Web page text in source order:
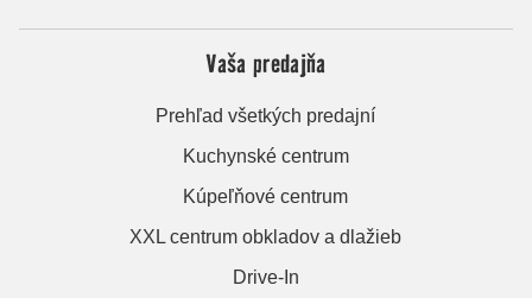
Vaša predajňa
Prehľad všetkých predajní
Kuchynské centrum
Kúpeľňové centrum
XXL centrum obkladov a dlažieb
Drive-In